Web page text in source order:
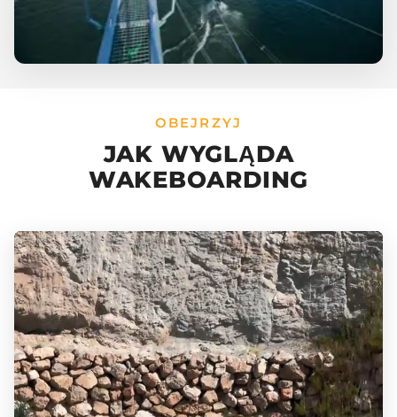
OBEJRZYJ
JAK WYGLĄDA
WAKEBOARDING